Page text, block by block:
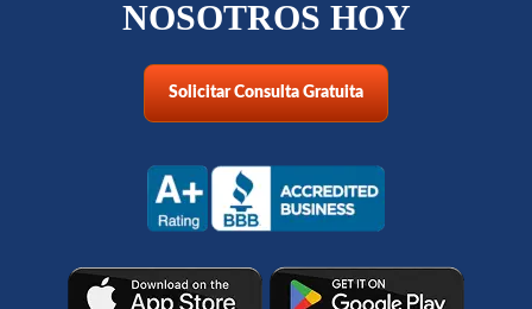
NOSOTROS HOY
Solicitar Consulta Gratuita